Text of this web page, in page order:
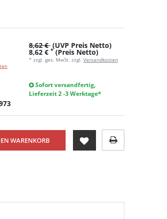
8,62 € (UVP Preis Netto)
8,62 € * (Preis Netto)
* zzgl. ges. MwSt. zzgl. Versandkosten
Sofort versandfertig,
Lieferzeit 2 -3 Werktage*
WARENKORB